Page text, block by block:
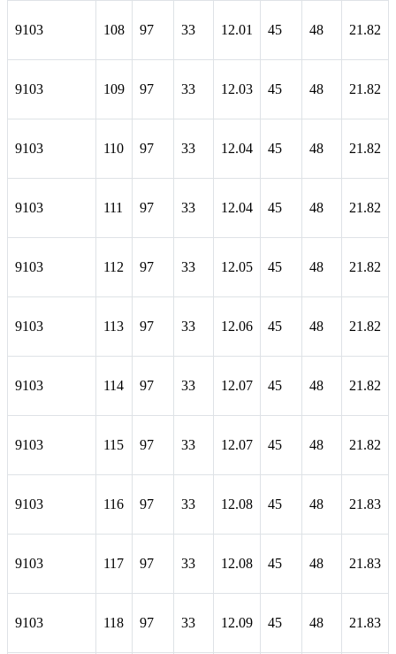
9103 108 97 33 12.01 45 48 21.82
9103 109 97 33 12.03 45 48 21.82
9103 110 97 33 12.04 45 48 21.82
9103 111 97 33 12.04 45 48 21.82
9103 112 97 33 12.05 45 48 21.82
9103 113 97 33 12.06 45 48 21.82
9103 114 97 33 12.07 45 48 21.82
9103 115 97 33 12.07 45 48 21.82
9103 116 97 33 12.08 45 48 21.83
9103 117 97 33 12.08 45 48 21.83
9103 118 97 33 12.09 45 48 21.83